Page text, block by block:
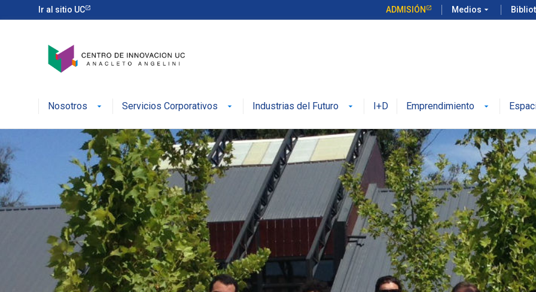
Ir al sitio UC ADMISIÓN Medios arrow_drop_down
Nosotros Servicios Corporativos Industrias del Futuro I+D Emprendimiento